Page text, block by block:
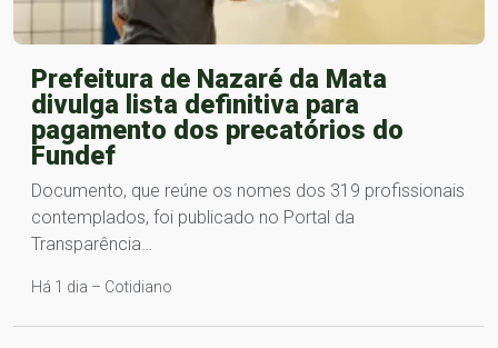
Prefeitura de Nazaré da Mata
divulga lista definitiva para
pagamento dos precatórios do
Fundef
Documento, que reúne os nomes dos 319 profissionais
contemplados, foi publicado no Portal da
Transparência…
Há 1 dia – Cotidiano